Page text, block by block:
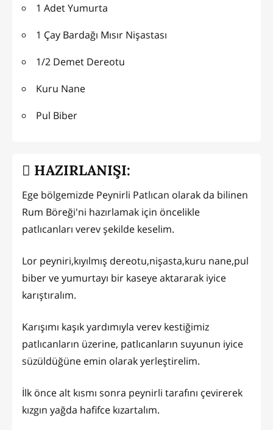
1 Adet Yumurta
1 Çay Bardağı Mısır Nişastası
1/2 Demet Dereotu
Kuru Nane
Pul Biber
HAZIRLANIŞI:
Ege bölgemizde Peynirli Patlıcan olarak da bilinen
Rum Böreği'ni hazırlamak için öncelikle
patlıcanları verev şekilde keselim.
Lor peyniri,kıyılmış dereotu,nişasta,kuru nane,pul
biber ve yumurtayı bir kaseye aktararak iyice
karıştıralım.
Karışımı kaşık yardımıyla verev kestiğimiz
patlıcanların üzerine, patlıcanların suyunun iyice
süzüldüğüne emin olarak yerleştirelim.
İlk önce alt kısmı sonra peynirli tarafını çevirerek
kızgın yağda hafifce kızartalım.